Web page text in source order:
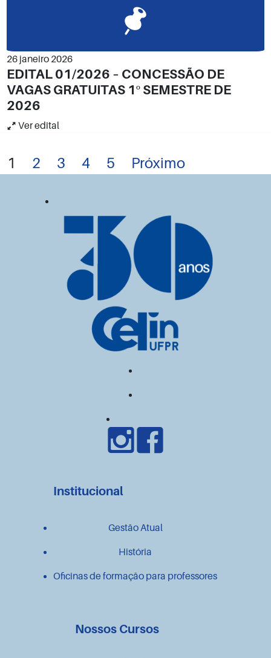
26 janeiro 2026
EDITAL 01/2026 – CONCESSÃO DE
VAGAS GRATUITAS 1º SEMESTRE DE
2026
Ver edital
1 2 3 4 5 Próximo
Institucional
Gestão Atual
História
Oficinas de formação para professores
Nossos Cursos